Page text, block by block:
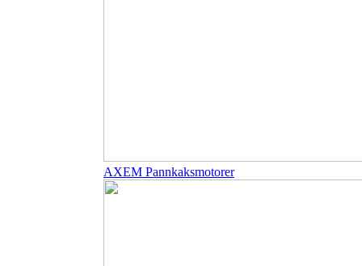
AXEM Pannkaksmotorer